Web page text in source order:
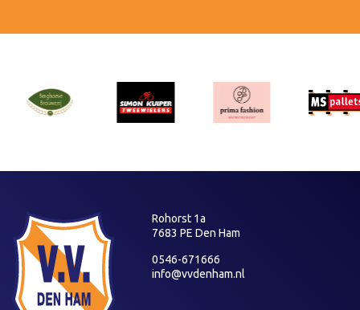
Rohorst 1a
7683 PE Den Ham
0546-671666
info@vvdenham.nl